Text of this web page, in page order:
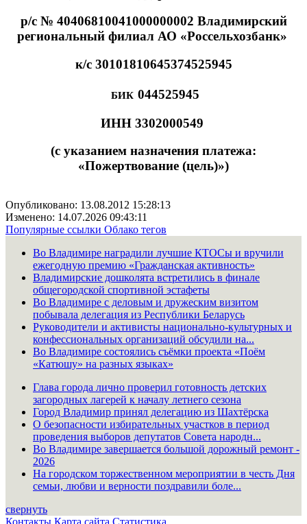
р/с № 40406810041000000002 Владимирский
региональный филиал АО «Россельхозбанк»
к/с 30101810645374525945
БИК 044525945
ИНН 3302000549
(с указанием назначения платежа:
«Пожертвование (цель)»)
Опубликовано: 13.08.2012 15:28:13
Изменено: 14.07.2026 09:43:11
Популярные ссылки Облако тегов
Во Владимире наградили лучшие КТОСы и вручили
ежегодную премию «Гражданская активность»
Владимирские дошколята встретились в финале
общегородской спортивной эстафеты
Во Владимире с деловым и дружеским визитом
побывала делегация из Республики Беларусь
Руководители и активисты национально-культурных и
конфессиональных организаций обсудили на...
Во Владимире состоялись съёмки проекта «Поём
«Катюшу» на разных языках»
Глава города лично проверил готовность детских
загородных лагерей к началу летнего сезона
Город Владимир принял делегацию из Шахтёрска
О безопасности избирательных участков в период
проведения выборов депутатов Совета народн...
Во Владимире завершается большой дорожный ремонт -
2026
На городском торжественном мероприятии в честь Дня
семьи, любви и верности поздравили боле...
свернуть
Контакты Карта сайта Статистика